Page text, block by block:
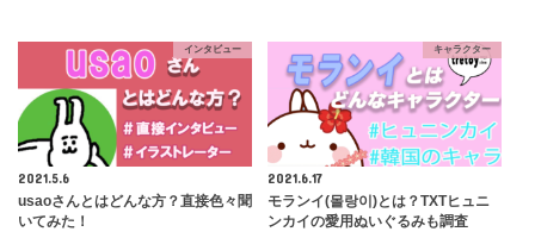
インタビュー
2021.5.6
usaoさんとはどんな方？直接色々聞
いてみた！
キャラクター
2021.6.17
モランイ(몰랑이)とは？TXTヒュニ
ンカイの愛用ぬいぐるみも調査